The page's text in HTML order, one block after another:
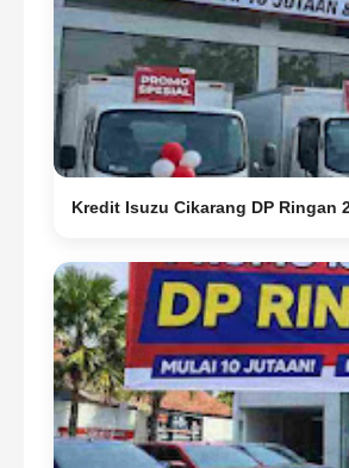
Kredit Isuzu Cikarang DP Ringan